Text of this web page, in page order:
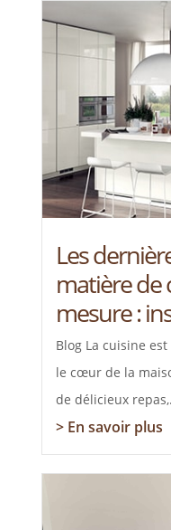
Les
matière de
mesure :
Blog La cuisine
le cœur de la
de délicieux
> En savoir plus